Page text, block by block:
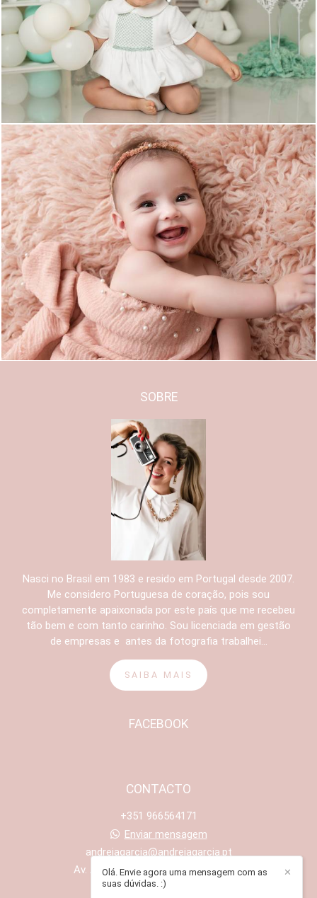
893 0
0
SOBRE
Nasci no Brasil em 1983 e resido em Portugal desde 2007.
Me considero Portuguesa de coração, pois sou
completamente apaixonada por este país que me recebeu
tão bem e com tanto carinho. Sou licenciada em gestão
de empresas e antes da fotografia trabalhei...
SAIBA MAIS
FACEBOOK
CONTACTO
+351 966564171
Enviar mensagem
andreiagarcia@andreiagarcia.pt
Av. António Santos Leite, 311 - Maia
Porto /
✕
Olá. Envie agora uma mensagem com as
suas dúvidas. :)